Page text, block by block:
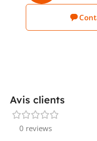
Avis clients
0 reviews